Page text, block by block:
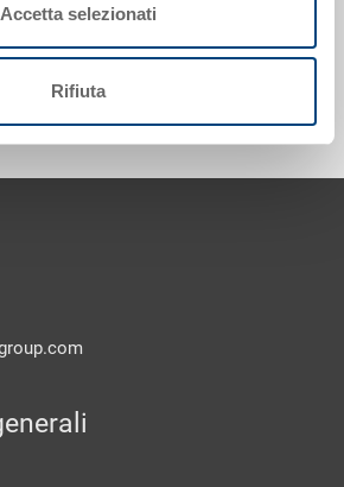
Accetta selezionati
Rifiuta
- la nostra specialità